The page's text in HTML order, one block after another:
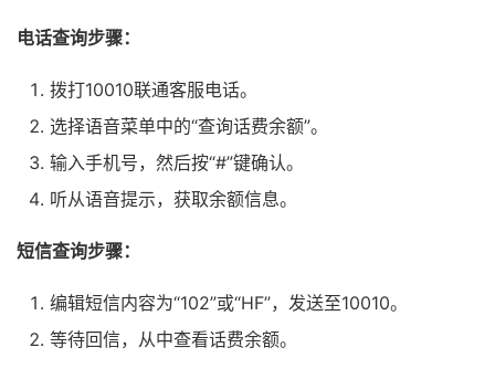
电话查询步骤：
拨打10010联通客服电话。
选择语音菜单中的“查询话费余额”。
输入手机号，然后按“#”键确认。
听从语音提示，获取余额信息。
短信查询步骤：
编辑短信内容为“102”或“HF”，发送至10010。
等待回信，从中查看话费余额。